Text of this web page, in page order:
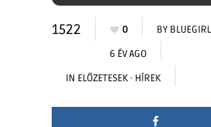
1522 0 BY BLUEGIRL
6 ÉV AGO
IN ELŐZETESEK · HÍREK